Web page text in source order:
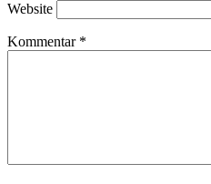
Website
Kommentar *